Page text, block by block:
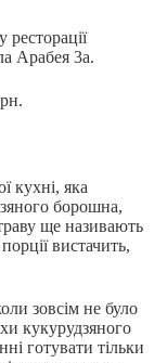
ресторації
Арабея 3а.
кухні, яка
борошна,
ще називають
вистачить,
зовсім не було
кукурудзяного
готувати тільки